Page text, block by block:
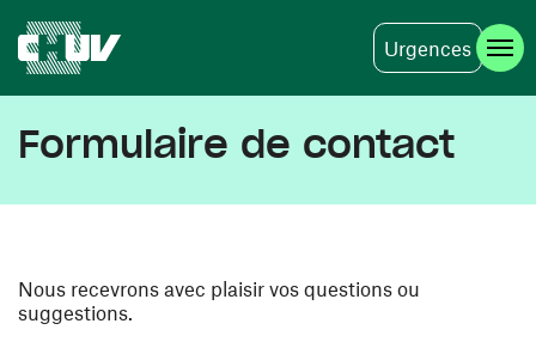
Urgences
Formulaire de contact
Nous recevrons avec plaisir vos questions ou
suggestions.